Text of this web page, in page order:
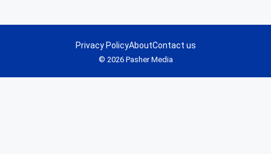
© 2026 Pasher Media
Privacy PolicyAboutContact us